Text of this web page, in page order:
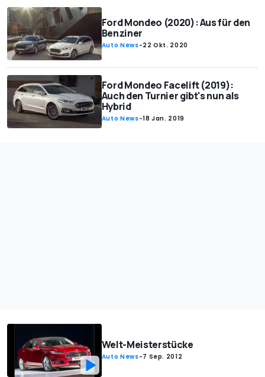
Ford Mondeo (2020): Aus für den
Benziner
Auto News-22 Okt. 2020
Ford Mondeo Facelift (2019):
Auch den Turnier gibt's nun als
Hybrid
Auto News-18 Jan. 2019
Welt-Meisterstücke
Auto News-7 Sep. 2012